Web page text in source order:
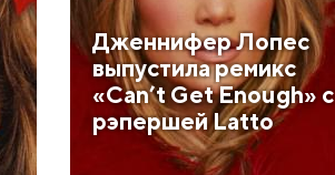
Дженнифер Лопес
выпустила ремикс
«Can’t Get Enough» с
рэпершей Latto